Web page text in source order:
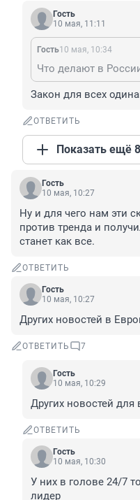
Гость
10 мая, 11:11
Гость10 мая, 10:34
Что делают в
Закон для всех
ОТВЕТИТЬ
Показать ещё
Гость
10 мая, 10:27
Ну и для чего нам эти
против тренда и
станет как все.
ОТВЕТИТЬ
Гость
10 мая, 10:27
Других новостей в
ОТВЕТИТЬ 7
Гость
10 мая, 10:29
Других новостей для
ОТВЕТИТЬ
Гость
10 мая, 10:30
У них в голове 24/7
лидер